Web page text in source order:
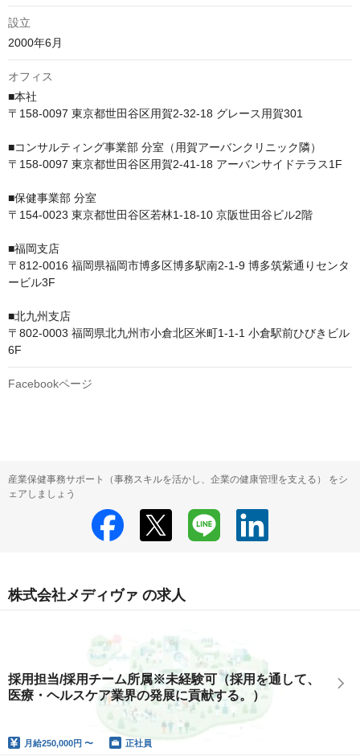
設立
2000年6月
オフィス
■本社
〒158-0097 東京都世田谷区用賀2-32-18 グレース用賀301
■コンサルティング事業部 分室（用賀アーバンクリニック隣）
〒158-0097 東京都世田谷区用賀2-41-18 アーバンサイドテラス1F
■保健事業部 分室
〒154-0023 東京都世田谷区若林1-18-10 京阪世田谷ビル2階
■福岡支店
〒812-0016 福岡県福岡市博多区博多駅南2-1-9 博多筑紫通りセンタ
ービル3F
■北九州支店
〒802-0003 福岡県北九州市小倉北区米町1-1-1 小倉駅前ひびきビル
6F
Facebookページ
産業保健事務サポート（事務スキルを活かし、企業の健康管理を支える） をシ
ェアしましょう
株式会社メディヴァ の求人
採用担当/採用チーム所属※未経験可（採用を通して、
医療・ヘルスケア業界の発展に貢献する。）
月給250,000円 〜 正社員